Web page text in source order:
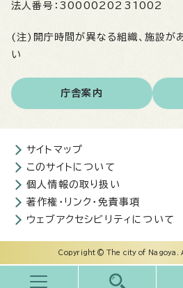
法人番号： 3000020231002
(注)開庁時間が異なる組織、施設が
い
庁舎案内
サイトマップ
このサイトについて
個人情報の取り扱い
著作権・リンク・免責事項
ウェブアクセシビリティについて
Copyright © The city of Nagoya.